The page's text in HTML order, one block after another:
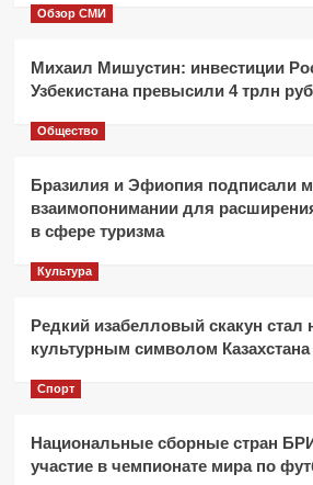
Обзор СМИ
Михаил Мишустин: инвестиции
Узбекистана превысили 4 трлн
Общество
Бразилия и Эфиопия подписали
взаимопонимании для
в сфере туризма
Культура
Редкий изабелловый скакун стал
культурным символом Казахстана
Спорт
Национальные сборные стран
участие в чемпионате мира по